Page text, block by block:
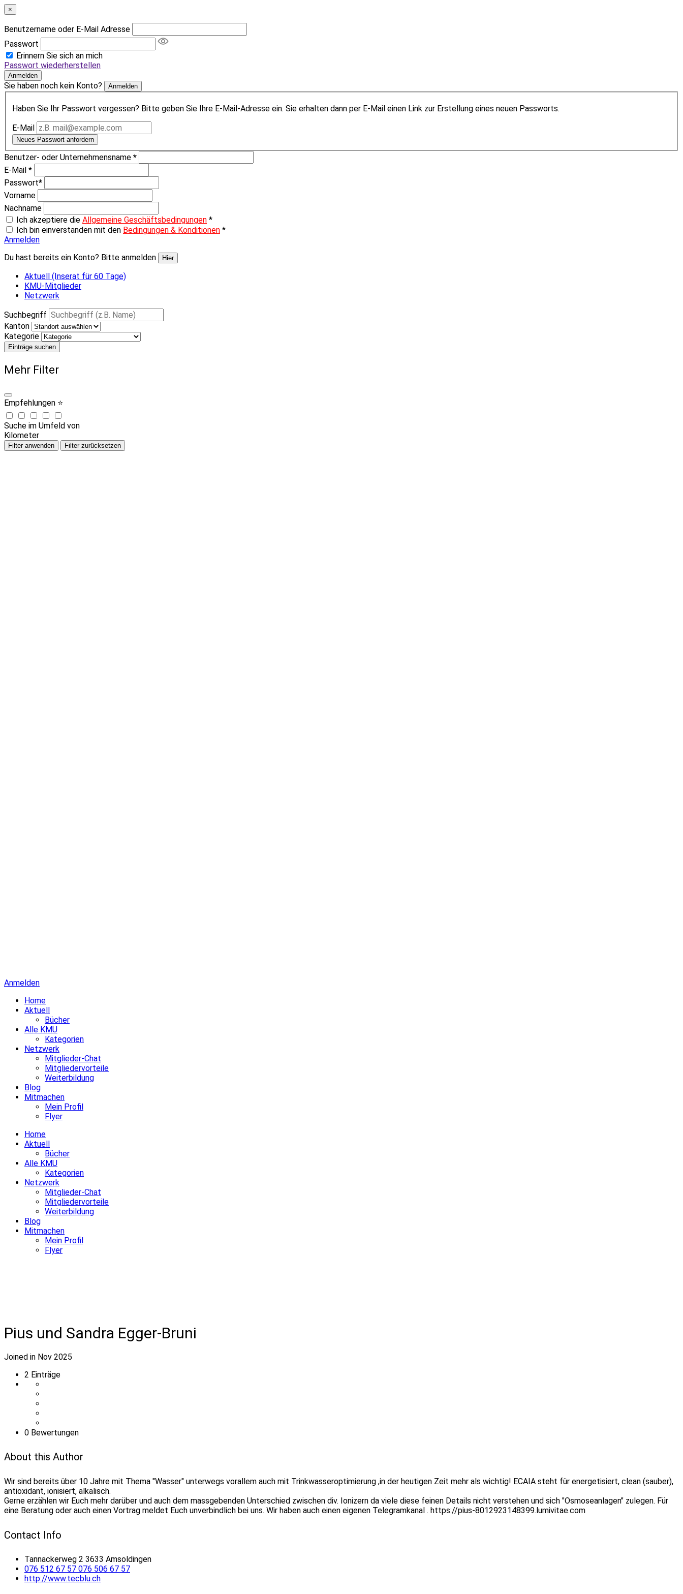
×
Benutzername oder E-Mail Adresse
Passwort
Erinnern Sie sich an mich
Passwort wiederherstellen
Anmelden
Sie haben noch kein Konto? Anmelden
Haben Sie Ihr Passwort vergessen? Bitte geben Sie Ihre E-Mail-Adresse ein. Sie erhalten dann per E-Mail einen Link zur Erstellung eines neuen Passworts.
E-Mail
Neues Passwort anfordern
Benutzer- oder Unternehmensname *
E-Mail *
Passwort*
Vorname
Nachname
Ich akzeptiere die Allgemeine Geschäftsbedingungen *
Ich bin einverstanden mit den Bedingungen & Konditionen *
Anmelden
Du hast bereits ein Konto? Bitte anmelden
Hier
Aktuell (Inserat für 60 Tage)
KMU-Mitglieder
Netzwerk
Suchbegriff
Kanton
Kategorie
Einträge suchen
Mehr Filter
Empfehlungen ⭐
Suche im Umfeld von
Kilometer
Filter anwenden Filter zurücksetzen
Anmelden
Home
Aktuell
Bücher
Alle KMU
Kategorien
Netzwerk
Mitglieder-Chat
Mitgliedervorteile
Weiterbildung
Blog
Mitmachen
Mein Profil
Flyer
Home
Aktuell
Bücher
Alle KMU
Kategorien
Netzwerk
Mitglieder-Chat
Mitgliedervorteile
Weiterbildung
Blog
Mitmachen
Mein Profil
Flyer
Pius und Sandra Egger-Bruni
Joined in Nov 2025
2 Einträge
0 Bewertungen
About this Author
Wir sind bereits über 10 Jahre mit Thema "Wasser" unterwegs vorallem auch mit Trinkwasseroptimierung ,in der heutigen Zeit mehr als wichtig! ECAIA steht für energetisiert, clean (sauber),
antioxidant, ionisiert, alkalisch.
Gerne erzählen wir Euch mehr darüber und auch dem massgebenden Unterschied zwischen div. Ionizern da viele diese feinen Details nicht verstehen und sich "Osmoseanlagen" zulegen. Für
eine Beratung oder auch einen Vortrag meldet Euch unverbindlich bei uns. Wir haben auch einen eigenen Telegramkanal . https://pius-8012923148399.lumivitae.com
Contact Info
Tannackerweg 2 3633 Amsoldingen
076 512 67 57 076 506 67 57
http://www.tecblu.ch